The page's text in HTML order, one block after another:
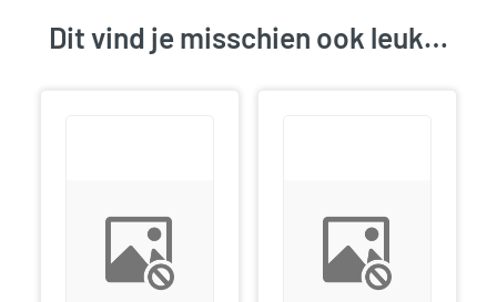
Dit vind je misschien ook leuk…